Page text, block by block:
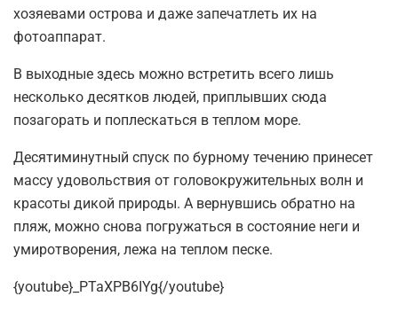
хозяевами острова и даже запечатлеть их на
фотоаппарат.
В выходные здесь можно встретить всего лишь
несколько десятков людей, приплывших сюда
позагорать и поплескаться в теплом море.
Десятиминутный спуск по бурному течению принесет
массу удовольствия от головокружительных волн и
красоты дикой природы. А вернувшись обратно на
пляж, можно снова погружаться в состояние неги и
умиротворения, лежа на теплом песке.
{youtube}_PTaXPB6IYg{/youtube}